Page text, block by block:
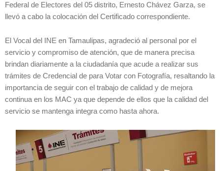
Federal de Electores del 05 distrito, Ernesto Chávez Garza, se
llevó a cabo la colocación del Certificado correspondiente.
El Vocal del INE en Tamaulipas, agradeció al personal por el
servicio y compromiso de atención, que de manera precisa
brindan diariamente a la ciudadanía que acude a realizar sus
trámites de Credencial de para Votar con Fotografía, resaltando la
importancia de seguir con el trabajo de calidad y de mejora
continua en los MAC ya que depende de ellos que la calidad del
servicio se mantenga integra como hasta ahora.